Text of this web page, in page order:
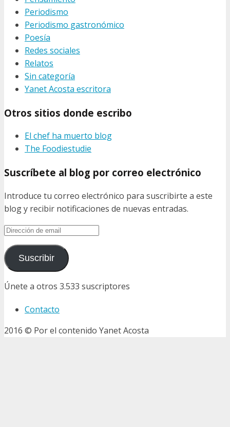
Periodismo
Periodismo gastronómico
Poesía
Redes sociales
Relatos
Sin categoría
Yanet Acosta escritora
Otros sitios donde escribo
El chef ha muerto blog
The Foodiestudie
Suscríbete al blog por correo electrónico
Introduce tu correo electrónico para suscribirte a este
blog y recibir notificaciones de nuevas entradas.
Dirección
emailSuscribir
Únete a otros 3.533 suscriptores
Contacto
2016 © Por el contenido Yanet Acosta